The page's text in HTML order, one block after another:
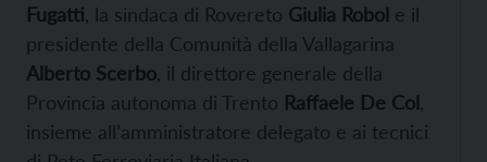
Fugatti , la sindaca di Rovereto Giulia Robol e il
presidente della Comunità della Vallagarina
Alberto Scerbo , il direttore generale della
Provincia autonoma di Trento Raffaele De Col
insieme all’amministratore delegato e ai tecnici